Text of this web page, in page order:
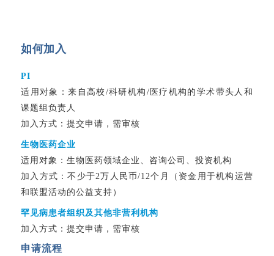
如何加入
PI
适用对象：来自高校/科研机构/医疗机构的学术带头人和
课题组负责人
加入方式：提交申请，需审核
生物医药企业
适用对象：生物医药领域企业、咨询公司、投资机构
加入方式：不少于2万人民币/12个月（资金用于机构运营
和联盟活动的公益支持）
罕见病患者组织及其他非营利机构
加入方式：提交申请，需审核
申请流程